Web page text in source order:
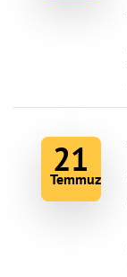
21
Temmuz